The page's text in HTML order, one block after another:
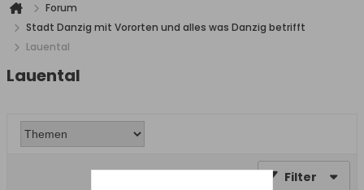
Forum
Stadt Danzig mit Vororten und alles was Danzig betrifft
Lauental
Lauental
Filter